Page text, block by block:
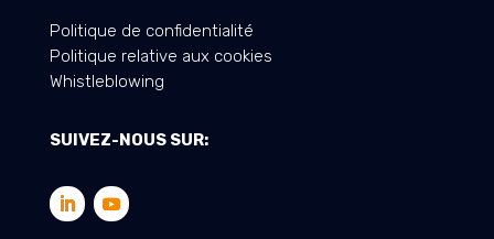
Politique de confidentialité
Politique relative aux cookies
Whistleblowing
SUIVEZ-NOUS SUR: